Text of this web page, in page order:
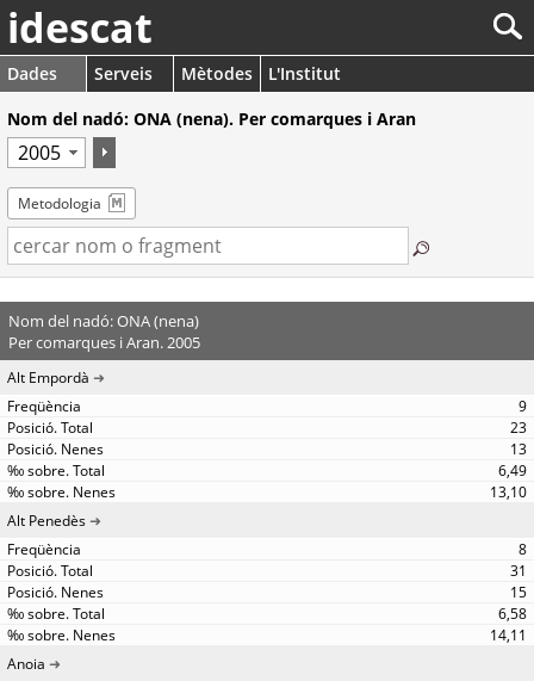
idescat
Dades Serveis Mètodes
L'Institut
Nom del nadó: ONA (nena). Per comarques i Aran
Metodologia
Nom del nadó: ONA (nena)
Per comarques i Aran. 2005
Alt Empordà
9
23
13
6,49
13,10
Alt Penedès
8
31
15
6,58
14,11
Anoia